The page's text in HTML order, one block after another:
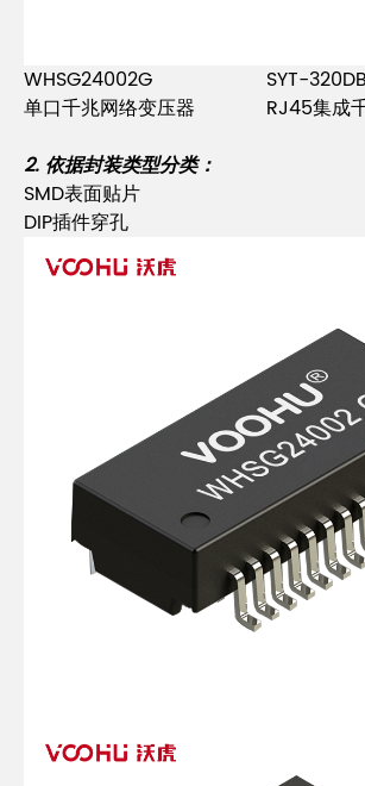
WHSG24002G
SYT-
单口千兆网络变压器
RJ45集成
2. 依据封装类型分类：
SMD表面贴片
DIP插件穿孔